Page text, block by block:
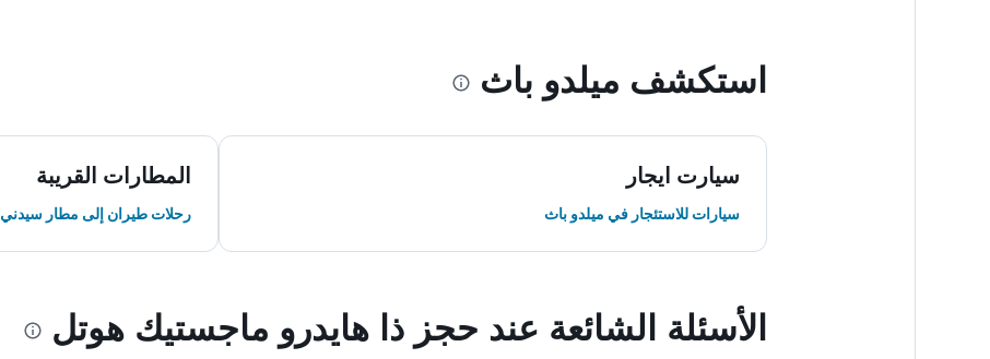
استكشف ميلدو باث
سيارت ايجار
سيارات للاستئجار في ميلدو باث
المطارات القريبة
رحلات طيران إلى مطار سيدني
الأسئلة الشائعة عند حجز ذا هايدرو ماجستيك هوتل